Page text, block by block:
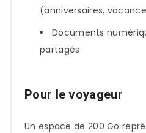
(anniversaires,
Documents
partagés
Pour le voyageur
Un espace de 200 Go